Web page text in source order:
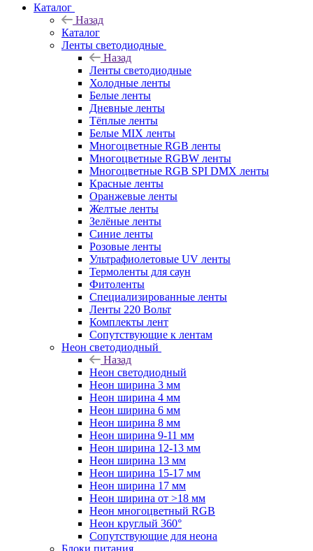
Каталог
Назад
Каталог
Ленты светодиодные
Назад
Ленты светодиодные
Холодные ленты
Белые ленты
Дневные ленты
Тёплые ленты
Белые MIX ленты
Многоцветные RGB ленты
Многоцветные RGBW ленты
Многоцветные RGB SPI DMX ленты
Красные ленты
Оранжевые ленты
Желтые ленты
Зелёные ленты
Синие ленты
Розовые ленты
Ультрафиолетовые UV ленты
Термоленты для саун
Фитоленты
Специализированные ленты
Ленты 220 Вольт
Комплекты лент
Сопутствующие к лентам
Неон светодиодный
Назад
Неон светодиодный
Неон ширина 3 мм
Неон ширина 4 мм
Неон ширина 6 мм
Неон ширина 8 мм
Неон ширина 9-11 мм
Неон ширина 12-13 мм
Неон ширина 13 мм
Неон ширина 15-17 мм
Неон ширина 17 мм
Неон ширина от >18 мм
Неон многоцветный RGB
Неон круглый 360°
Сопутствующие для неона
Блоки питания